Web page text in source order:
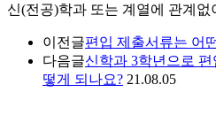
신(전공)학과 또는 계열에 관계없
이전글편입 제출서류는 어
다음글신학과 3학년으로
떻게 되나요? 21.08.05